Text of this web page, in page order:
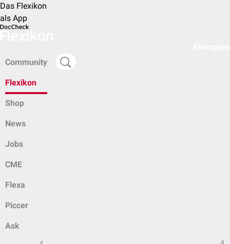
Das Flexikon
als App
Community
Flexikon
Shop
News
Jobs
CME
Flexa
Piccer
Ask